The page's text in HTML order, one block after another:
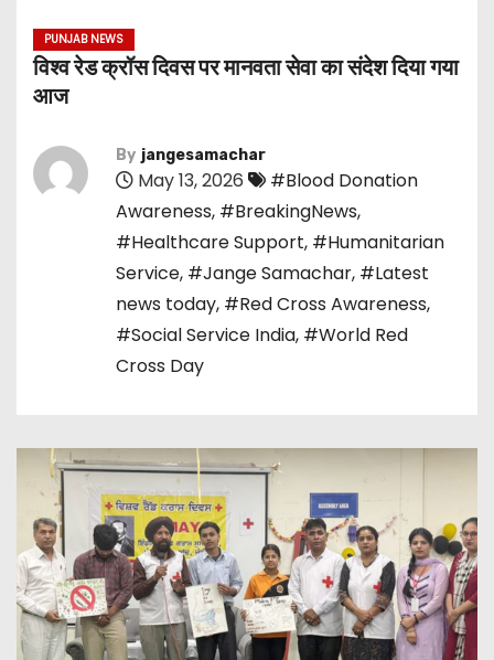
PUNJAB NEWS
विश्व रेड क्रॉस दिवस पर मानवता सेवा का संदेश दिया गया
आज
By jangesamachar
May 13, 2026
#Blood Donation
Awareness, #BreakingNews,
#Healthcare Support, #Humanitarian
Service, #Jange Samachar, #Latest
news today, #Red Cross Awareness,
#Social Service India, #World Red
Cross Day